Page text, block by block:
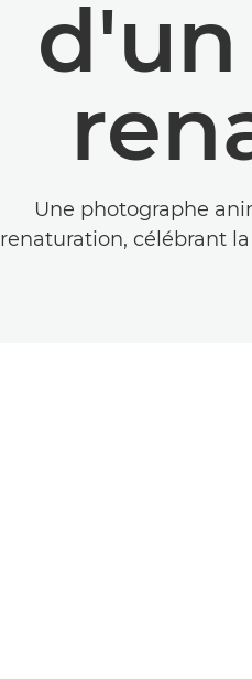
Une photographe
renaturation, célébrant